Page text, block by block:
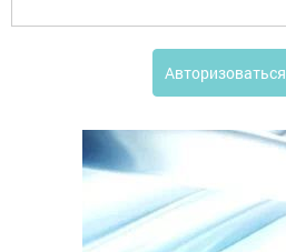
Авторизоваться